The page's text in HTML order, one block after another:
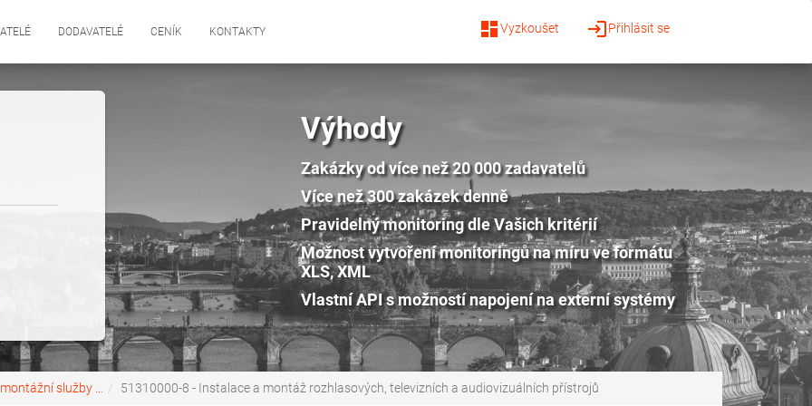
DODAVATELÉ CENÍK KONTAKTY loginPřihlásit se
dashboardVyzkoušet
Výhody
Zakázky od více než 20 000 zadavatelů
Více než 300 zakázek denně
Pravidelný monitoring dle Vašich kritérií
Možnost vytvoření monitoringů na míru ve formátu
XLS, XML
Vlastní API s možností napojení na externí systémy
služby … 51310000-8 - Instalace a montáž rozhlasových, televizních a audiovizuálních přístrojů